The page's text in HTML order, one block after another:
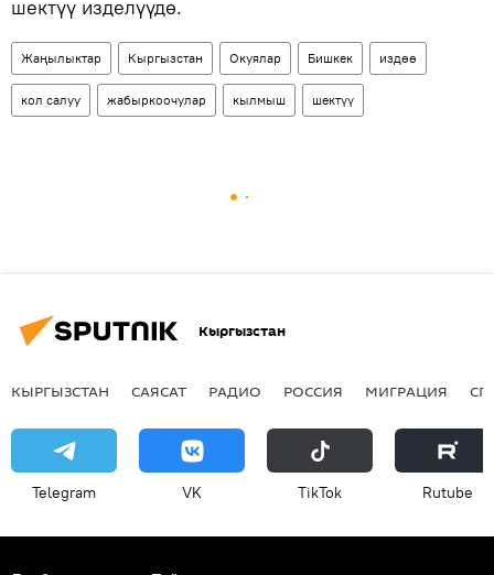
шектүү изделүүдө.
Жаңылыктар Кыргызстан Окуялар Бишкек издөө
кол салуу жабыркоочулар кылмыш шектүү
Кыргызстан
КЫРГЫЗСТАН САЯСАТ РАДИО РОССИЯ МИГРАЦИЯ
Telegram VK ТikТоk Rutube